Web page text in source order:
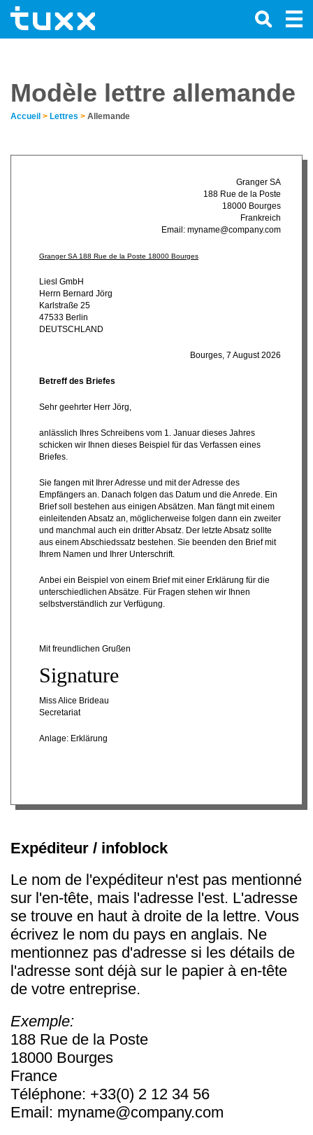
Modèle lettre allemande
Accueil > Lettres > Allemande
Granger SA
188 Rue de la Poste
18000 Bourges
Frankreich
Email: myname@company.com
Granger SA 188 Rue de la Poste 18000 Bourges
Liesl GmbH
Herrn Bernard Jörg
Karlstraße 25
47533 Berlin
DEUTSCHLAND
Bourges, 7 August 2026
Betreff des Briefes
Sehr geehrter Herr Jörg,
anlässlich Ihres Schreibens vom 1. Januar dieses Jahres
schicken wir Ihnen dieses Beispiel für das Verfassen eines
Briefes.
Sie fangen mit Ihrer Adresse und mit der Adresse des
Empfängers an. Danach folgen das Datum und die Anrede. Ein
Brief soll bestehen aus einigen Absätzen. Man fängt mit einem
einleitenden Absatz an, möglicherweise folgen dann ein zweiter
und manchmal auch ein dritter Absatz. Der letzte Absatz sollte
aus einem Abschiedssatz bestehen. Sie beenden den Brief mit
Ihrem Namen und Ihrer Unterschrift.
Anbei ein Beispiel von einem Brief mit einer Erklärung für die
unterschiedlichen Absätze. Für Fragen stehen wir Ihnen
selbstverständlich zur Verfügung.
Mit freundlichen Grußen
Signature
Miss Alice Brideau
Secretariat
Anlage: Erklärung
Expéditeur / infoblock
Le nom de l'expéditeur n'est pas mentionné
sur l'en-tête, mais l'adresse l'est. L'adresse
se trouve en haut à droite de la lettre. Vous
écrivez le nom du pays en anglais. Ne
mentionnez pas d'adresse si les détails de
l'adresse sont déjà sur le papier à en-tête
de votre entreprise.
Exemple:
188 Rue de la Poste
18000 Bourges
France
Téléphone: +33(0) 2 12 34 56
Email: myname@company.com